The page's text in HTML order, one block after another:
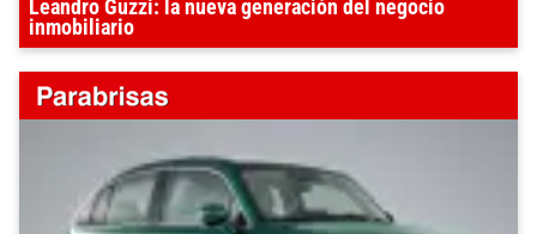
Leandro Guzzi: la nueva generación del negocio
inmobiliario